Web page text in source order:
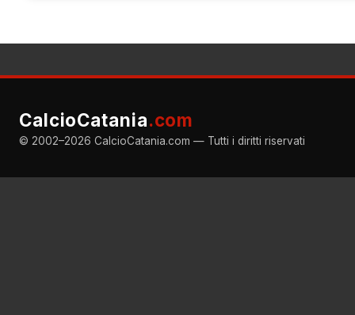
CalcioCatania.com
© 2002–2026 CalcioCatania.com — Tutti i diritti riservati